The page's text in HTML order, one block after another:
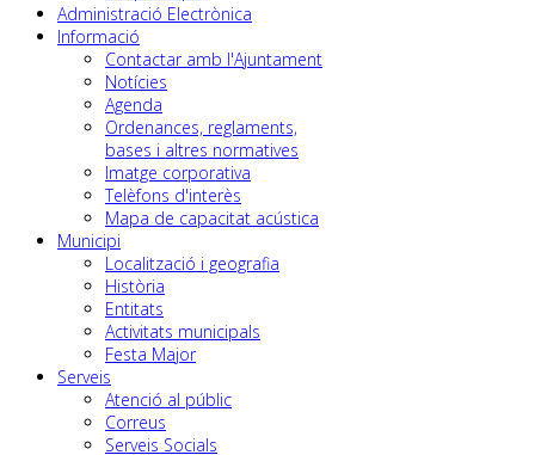
Administració Electrònica
Informació
Contactar amb l'Ajuntament
Notícies
Agenda
Ordenances, reglaments,
bases i altres normatives
Imatge corporativa
Telèfons d'interès
Mapa de capacitat acústica
Municipi
Localització i geografia
Història
Entitats
Activitats municipals
Festa Major
Serveis
Atenció al públic
Correus
Serveis Socials